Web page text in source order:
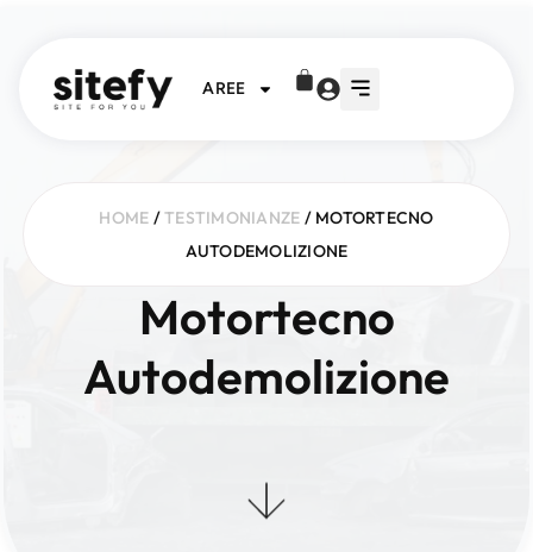
AREE
HOME /TESTIMONIANZE / MOTORTECNO
AUTODEMOLIZIONE
Motortecno
Autodemolizione